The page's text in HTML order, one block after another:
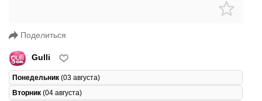
Поделиться
Gulli
Понедельник (03 августа)
Вторник (04 августа)